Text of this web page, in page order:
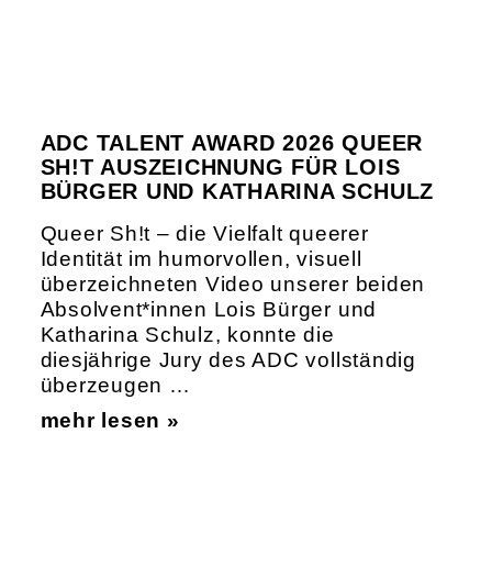
ADC TALENT AWARD 2026 QUEER
SH!T AUSZEICHNUNG FÜR LOIS
BÜRGER UND KATHARINA SCHULZ
Queer Sh!t – die Vielfalt queerer
Identität im humorvollen, visuell
überzeichneten Video unserer beiden
Absolvent*innen Lois Bürger und
Katharina Schulz, konnte die
diesjährige Jury des ADC vollständig
überzeugen …
mehr lesen »